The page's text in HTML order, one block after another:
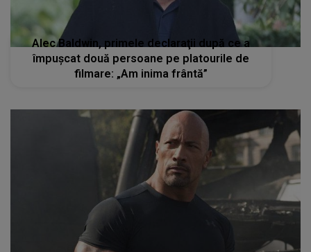
Alec Baldwin, primele declaraţii după ce a
împuşcat două persoane pe platourile de
filmare: „Am inima frântă”